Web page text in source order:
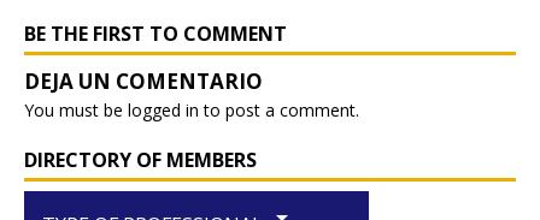
BE THE FIRST TO COMMENT
You must be logged in to post a comment.
DIRECTORY OF MEMBERS